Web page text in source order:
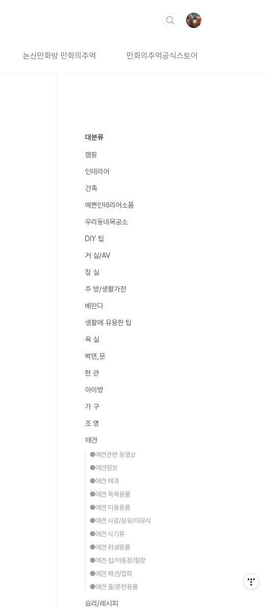
논산만화방 만화의추억 만화의추억공식스토어
대분류
캠핑
인테리어
건축
예쁜인테리어소품
우리동네목공소
DIY 팁
거 실/AV
침 실
주 방/생활가전
베란다
생활에 유용한 팁
욕 실
벽면,문
현 관
아이방
가 구
조 명
애견
●애견관련 동영상
●애견정보
●애견 백과
●애견 목욕용품
●애견 미용용품
●애견 사료/분유/이유식
●애견 식기류
●애견 위생용품
●애견 집/이동장/철장
●애견 패션/잡화
●애견 줄/훈련용품
요리/레시피